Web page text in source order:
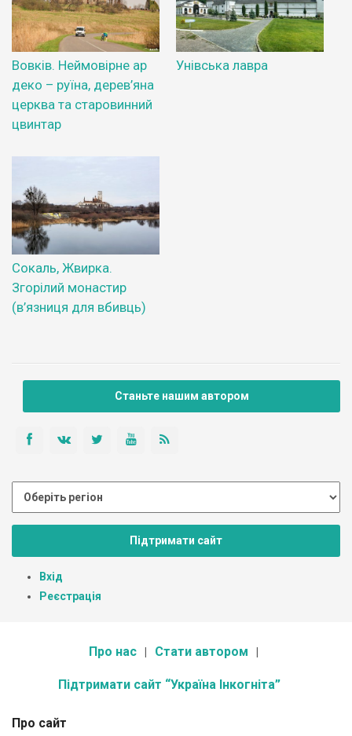
Вовків. Неймовірне ар
деко – руїна, дерев’яна
церква та старовинний
цвинтар
Унівська лавра
Сокаль, Жвирка.
Згорілий монастир
(в’язниця для вбивць)
Станьте нашим автором
Підтримати сайт
Вхід
Реєстрація
Про нас Стати автором
Підтримати сайт “Україна Інкогніта”
Про сайт